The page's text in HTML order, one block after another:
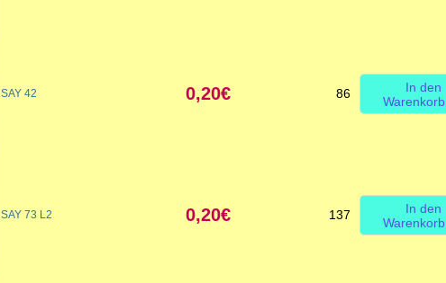
SAY 42 0,20€ 86
In den
Warenkorb
SAY 73 L2 0,20€ 137
In den
Warenkorb